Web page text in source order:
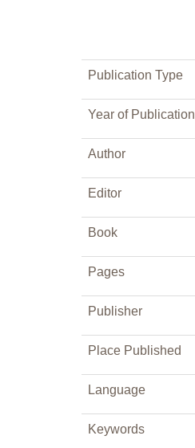
Publication Type
Year of Publication
Author
Editor
Book
Pages
Publisher
Place Published
Language
Keywords